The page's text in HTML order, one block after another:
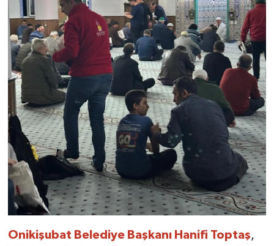
Onikişubat Belediye Başkanı Hanifi Toptaş,